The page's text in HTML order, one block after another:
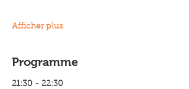
Afficher plus
Programme
21:30 - 22:30